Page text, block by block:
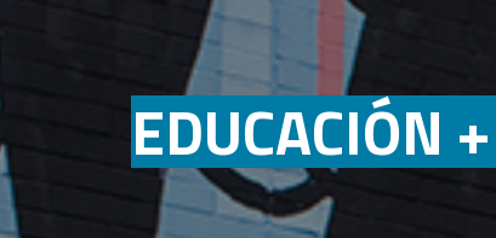
EDUCACIÓN